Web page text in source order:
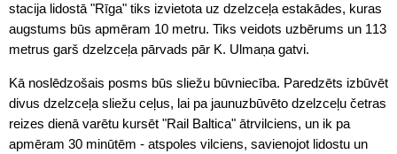
stacija lidostā "Rīga" tiks izvietota uz dzelzceļa estakādes, kuras
augstums būs apmēram 10 metru. Tiks veidots uzbērums un 113
metrus garš dzelzceļa pārvads pār K. Ulmaņa gatvi.
Kā noslēdzošais posms būs sliežu būvniecība. Paredzēts izbūvēt
divus dzelzceļa sliežu ceļus, lai pa jaunuzbūvēto dzelzceļu četras
reizes dienā varētu kursēt "Rail Baltica" ātrvilciens, un ik pa
apmēram 30 minūtēm - atspoles vilciens, savienojot lidostu un